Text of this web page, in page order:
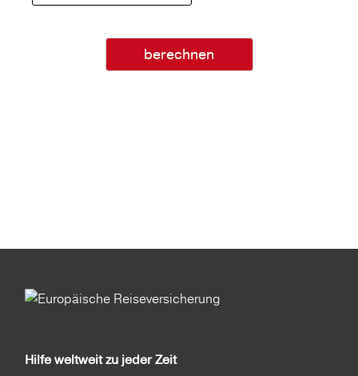
berechnen
Hilfe weltweit zu jeder Zeit